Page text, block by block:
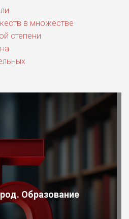
в множестве
степени
Образование